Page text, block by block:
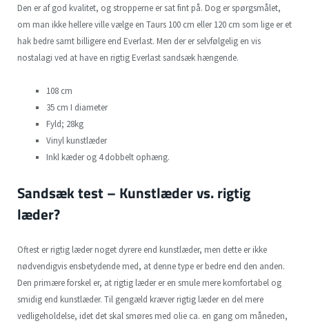
Den er af god kvalitet, og stropperne er sat fint på. Dog er spørgsmålet,
om man ikke hellere ville vælge en Taurs 100 cm eller 120 cm som lige er et
hak bedre samt billigere end Everlast. Men der er selvfølgelig en vis
nostalagi ved at have en rigtig Everlast sandsæk hængende.
108 cm
35 cm I diameter
Fyld; 28kg
Vinyl kunstlæder
Inkl kæder og 4 dobbelt ophæng.
Sandsæk test – Kunstlæder vs. rigtig
læder?
Oftest er rigtig læder noget dyrere end kunstlæder, men dette er ikke
nødvendigvis ensbetydende med, at denne type er bedre end den anden.
Den primære forskel er, at rigtig læder er en smule mere komfortabel og
smidig end kunstlæder. Til gengæld kræver rigtig læder en del mere
vedligeholdelse, idet det skal smøres med olie ca. en gang om måneden,